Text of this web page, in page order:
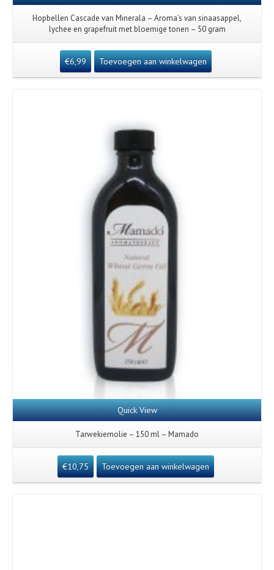
Hopbellen Cascade van Minerala – Aroma’s van sinaasappel,
lychee en grapefruit met bloemige tonen – 50 gram
€6,99 Toevoegen aan winkelwagen
Quick View
Tarwekiemolie – 150 ml – Mamado
€10,75 Toevoegen aan winkelwagen